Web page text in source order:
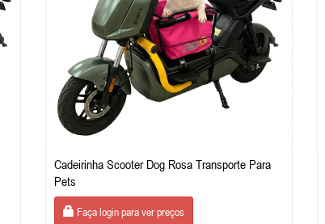
Cadeirinha Scooter Dog Rosa Transporte Para
Pets
Faça login para ver preços